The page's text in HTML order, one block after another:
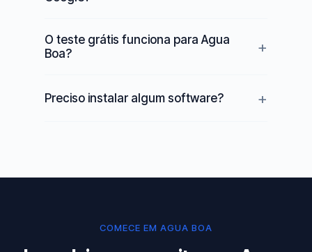
O teste grátis funciona para Agua
Boa?
Preciso instalar algum software?
COMECE EM AGUA BOA